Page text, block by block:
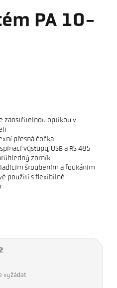
PA 10-
zaostřitelnou optikou v
přesná čočka
výstupy, USB a RS 485
zorník
šroubením a foukáním
použití s ​​flexibilně
vyžádat